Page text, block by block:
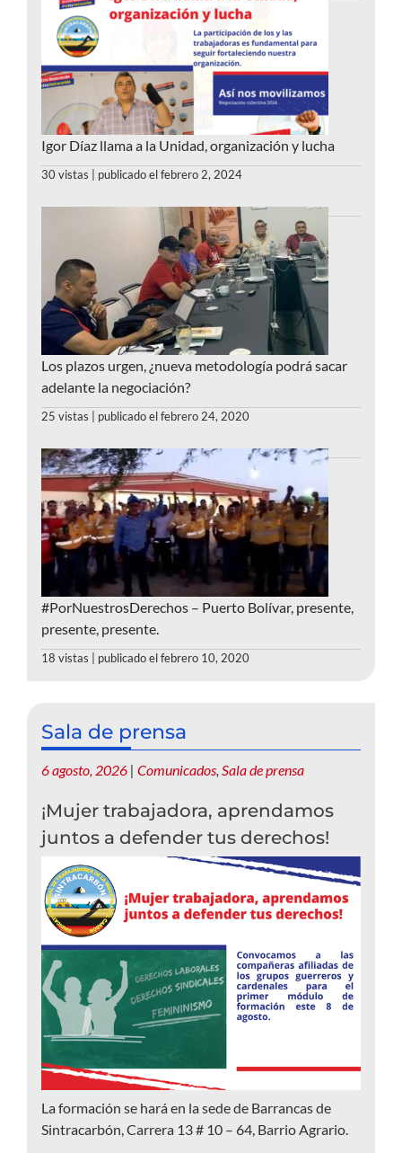
Igor Díaz llama a la Unidad, organización y lucha
30 vistas publicado el febrero 2, 2024
Los plazos urgen, ¿nueva metodología podrá sacar
adelante la negociación?
25 vistas publicado el febrero 24, 2020
#PorNuestrosDerechos – Puerto Bolívar, presente,
presente, presente.
18 vistas publicado el febrero 10, 2020
Sala de prensa
6 agosto, 2026 | Comunicados, Sala de prensa
¡Mujer trabajadora, aprendamos
juntos a defender tus derechos!
La formación se hará en la sede de Barrancas de
Sintracarbón, Carrera 13 # 10 – 64, Barrio Agrario.